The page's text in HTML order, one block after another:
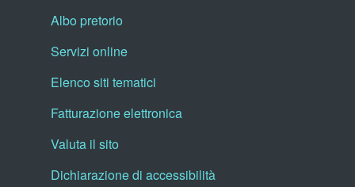
Albo pretorio
Servizi online
Elenco siti tematici
Fatturazione elettronica
Valuta il sito
Dichiarazione di accessibilità